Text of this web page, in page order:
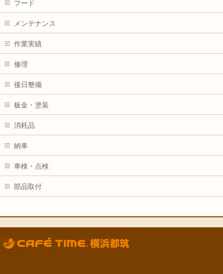
フード
メンテナンス
作業実績
修理
後日整備
板金・塗装
消耗品
納車
車検・点検
部品取付